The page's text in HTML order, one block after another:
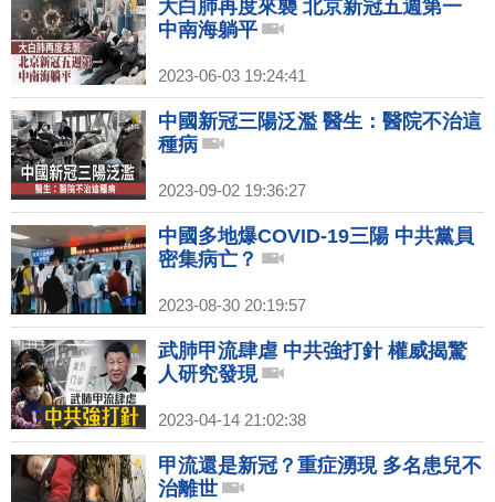
大白肺再度來襲 北京新冠五週第一
中南海躺平
2023-06-03 19:24:41
中國新冠三陽泛濫 醫生：醫院不治這
種病
2023-09-02 19:36:27
中國多地爆COVID-19三陽 中共黨員
密集病亡？
2023-08-30 20:19:57
武肺甲流肆虐 中共強打針 權威揭驚
人研究發現
2023-04-14 21:02:38
甲流還是新冠？重症湧現 多名患兒不
治離世